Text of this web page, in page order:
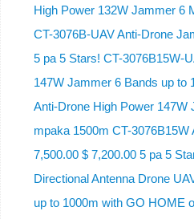
High Power 132W Jammer 6
CT-3076B-UAV Anti-Drone
5 pa 5 Stars! CT-3076B15W-
147W Jammer 6 Bands up to
Anti-Drone High Power 147W
mpaka 1500m CT-
7,500.00 $ 7,200.00 5 pa 5
Directional Antenna Drone
up to 1000m with GO HOME